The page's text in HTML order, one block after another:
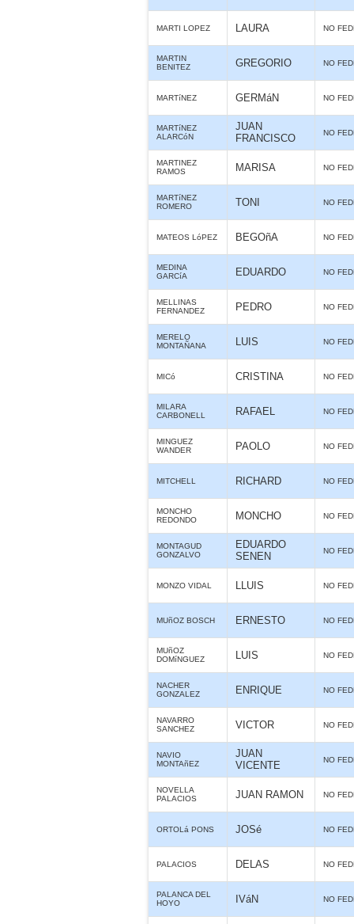
MARTI LOPEZ LAURA NO
MARTIN
BENITEZ
GREGORIO NO
MARTíNEZ GERMáN NO
MARTíNEZ
ALARCóN
JUAN
FRANCISCO
NO
MARTINEZ
RAMOS
MARISA NO
MARTíNEZ
ROMERO
TONI NO
MATEOS LóPEZ BEGOñA NO
MEDINA
GARCíA
EDUARDO NO
MELLINAS
FERNANDEZ
PEDRO NO
MERELO
MONTAÑANA
LUIS NO
MICó CRISTINA NO
MILARA
CARBONELL
RAFAEL NO
MINGUEZ
WANDER
PAOLO NO
MITCHELL RICHARD NO
MONCHO
REDONDO
MONCHO NO
MONTAGUD
GONZALVO
EDUARDO
SENEN
NO
MONZO VIDAL LLUIS NO
MUñOZ BOSCH ERNESTO NO
MUñOZ
DOMíNGUEZ
LUIS NO
NACHER
GONZALEZ
ENRIQUE NO
NAVARRO
SANCHEZ
VICTOR NO
NAVIO
MONTAñEZ
JUAN
VICENTE
NO
NOVELLA
PALACIOS
JUAN RAMON NO
ORTOLá PONS JOSé NO
PALACIOS DELAS NO
PALANCA DEL
HOYO
IVáN NO